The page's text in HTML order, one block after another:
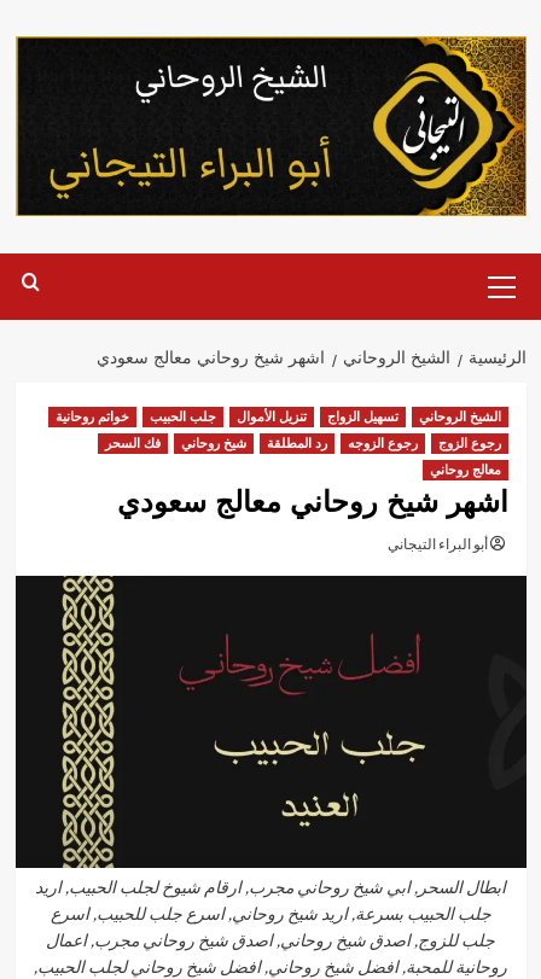
إلى
المحتوى
الرئيسية
الرئيسية الشيخ الروحاني اشهر شيخ روحاني معالج سعودي
الشيخ الروحاني تسهيل الزواج تنزيل الأموال جلب الحبيب
خواتم روحانية
رجوع الزوج
رجوع الزوجه رد المطلقة شيخ روحاني
فك السحر
معالج روحاني
اشهر شيخ روحاني معالج سعودي
أبو البراء التيجاني
ابطال السحر, ابي شيخ روحاني مجرب, ارقام شيوخ لجلب الحبيب, اريد
جلب الحبيب بسرعة, اريد شيخ روحاني, اسرع جلب للحبيب, اسرع
جلب للزوج, اصدق شيخ روحاني, اصدق شيخ روحاني مجرب, اعمال
روحانية للمحبة, افضل شيخ روحاني, افضل شيخ روحاني لجلب الحبيب,